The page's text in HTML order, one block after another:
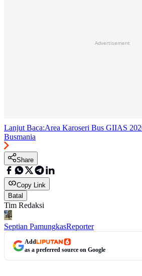
Advertisement
Lanjut Baca:Area Karoseri Bus GIIAS
Busmania
Share
Copy Link
Batal
Tim Redaksi
Septian PamungkasReporter
Add
as a preferred source on Google